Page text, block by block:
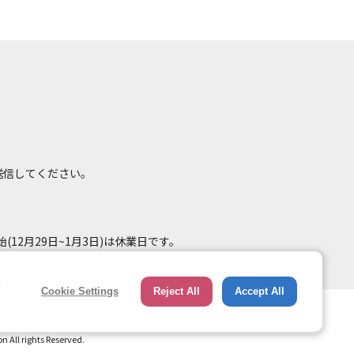
してください。
月29日~1月3日)は休業日です。
All rights Reserved.
Cookie Settings Reject All Accept All